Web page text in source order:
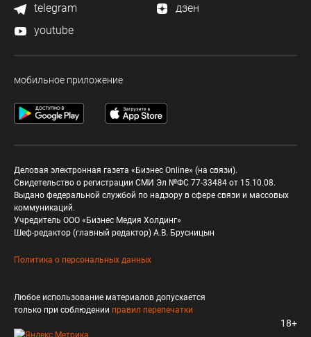
telegram
дзен
youtube
мобильное приложение
Деловая электронная газета «Бизнес Online» (на связи).
Свидетельство о регистрации СМИ Эл №ФС 77-33484 от 15.10.08.
Выдано федеральной службой по надзору в сфере связи и массовых
коммуникаций.
Учредитель ООО «Бизнес Медия Холдинг»
Шеф-редактор (главный редактор) А.В. Брусницын
Политика о персональных данных
Любое использование материалов допускается
только при соблюдении правил перепечатки
18+